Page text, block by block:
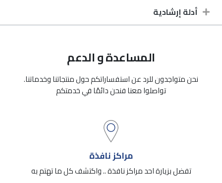
أدلة إرشادية
المساعدة و الدعم
نحن متواجدون للرد عن استفساراتكم حول منتجاتنا وخدماتنا.
تواصلوا معنا فنحن دائمًا في خدمتكم
مراكز نافذة
تفضل بزيارة احد مراكز نافذة .. واكتشف كل ما تهتم به